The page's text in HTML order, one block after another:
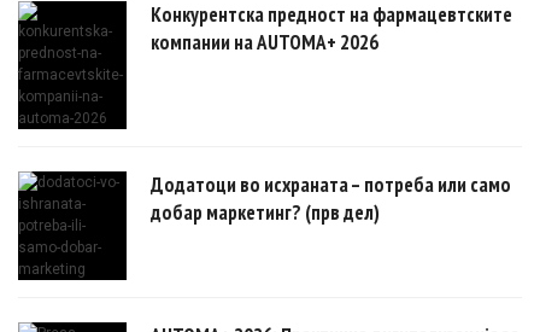
Конкурентска предност на фармацевтските
компании на AUTOMA+ 2026
Додатоци во исхраната – потреба или само
добар маркетинг? (прв дел)